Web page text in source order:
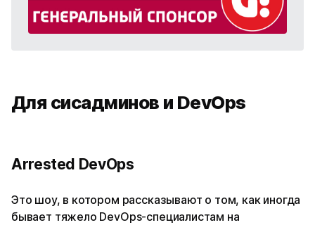
Для сисадминов и DevOps
Arrested DevOps
Это шоу, в котором рассказывают о том, как иногда
бывает тяжело DevOps-специалистам на